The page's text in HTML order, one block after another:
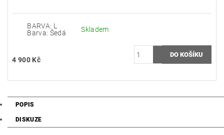
BARVA: L
Barva: Šedá
Skladem
4 900 Kč
POPIS
DISKUZE